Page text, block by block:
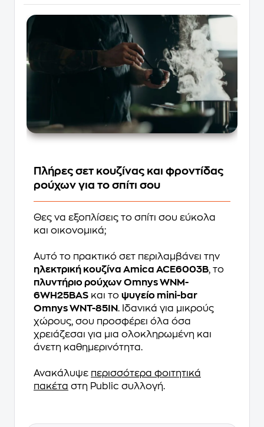
Πλήρες σετ κουζίνας και φροντίδας
ρούχων για το σπίτι σου
Θες να εξοπλίσεις το σπίτι σου εύκολα
και οικονομικά;
Αυτό το πρακτικό σετ περιλαμβάνει την
ηλεκτρική κουζίνα Amica ACE6003B, το
πλυντήριο ρούχων Omnys WNM-
6WH25BAS και το ψυγείο mini-bar
Omnys WNT-85IN. Ιδανικά για μικρούς
χώρους, σου προσφέρει όλα όσα
χρειάζεσαι για μια ολοκληρωμένη και
άνετη καθημερινότητα.
Ανακάλυψε περισσότερα φοιτητικά
πακέτα στη Public συλλογή.